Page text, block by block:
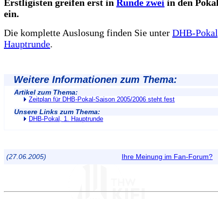
Erstligisten greifen erst in Runde zwei in den
ein.
Die komplette Auslosung finden Sie unter DHB-
Hauptrunde.
Weitere Informationen zum Thema:
Artikel zum Thema:
Zeitplan für DHB-Pokal-Saison 2005/2006 steht fest
Unsere Links zum Thema:
DHB-Pokal, 1. Hauptrunde
(27.06.2005) Ihre Meinung im Fan-Forum?